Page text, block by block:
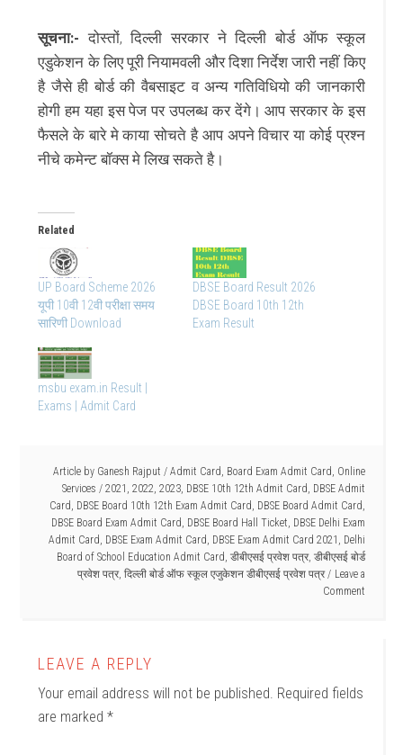
सूचना:- दोस्तों, दिल्ली सरकार ने दिल्ली बोर्ड ऑफ स्कूल
एडुकेशन के लिए पूरी नियामवली और दिशा निर्देश जारी नहीं किए
है जैसे ही बोर्ड की वैबसाइट व अन्य गतिविधियो की जानकारी
होगी हम यहा इस पेज पर उपलब्ध कर देंगे। आप सरकार के इस
फैसले के बारे मे काया सोचते है आप अपने विचार या कोई प्रश्न
नीचे कमेन्ट बॉक्स मे लिख सकते है।
Related
UP Board Scheme 2026
यूपी 10वी 12वी परीक्षा समय
सारिणी Download
DBSE Board Result 2026
DBSE Board 10th 12th
Exam Result
msbu exam.in Result |
Exams | Admit Card
Article by Ganesh Rajput / Admit Card Board Exam Admit Card Online
Services / 2021 2022 2023, DBSE 10th 12th Admit Card DBSE Admit
Card DBSE Board 10th 12th Exam Admit Card DBSE Board Admit Card
DBSE Board Exam Admit Card DBSE Board Hall Ticket DBSE Delhi Exam
Admit Card DBSE Exam Admit Card DBSE Exam Admit Card 2021
Delhi
Board of School Education Admit Card डीबीएसई प्रवेश पत्र, डीबीएसई बोर्ड
प्रवेश पत्र, दिल्ली बोर्ड ऑफ स्कूल एजुकेशन डीबीएसई प्रवेश पत्र
Leave a
Comment
LEAVE A REPLY
Your email address will not be published. Required fields
are marked*